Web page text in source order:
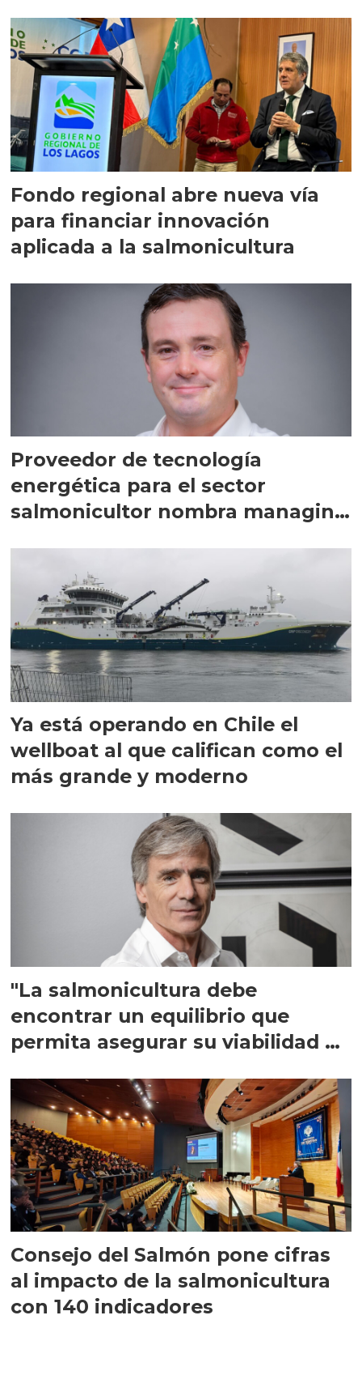
Fondo regional abre nueva vía
para financiar innovación
aplicada a la salmonicultura
Proveedor de tecnología
energética para el sector
salmonicultor nombra managing
Ya está operando en Chile el
wellboat al que califican como el
más grande y moderno
"La salmonicultura debe
encontrar un equilibrio que
permita asegurar su viabilidad de
Consejo del Salmón pone cifras
al impacto de la salmonicultura
con 140 indicadores